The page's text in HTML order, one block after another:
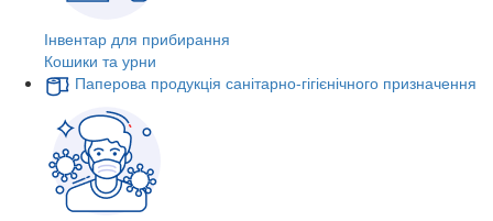
Інвентар для прибирання
Кошики та урни
Паперова продукція санітарно-гігієнічного призначення